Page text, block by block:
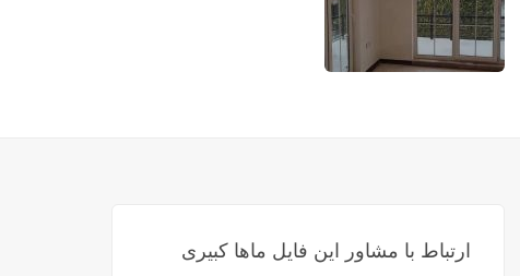
ارتباط با مشاور این فایل ماها کبیری